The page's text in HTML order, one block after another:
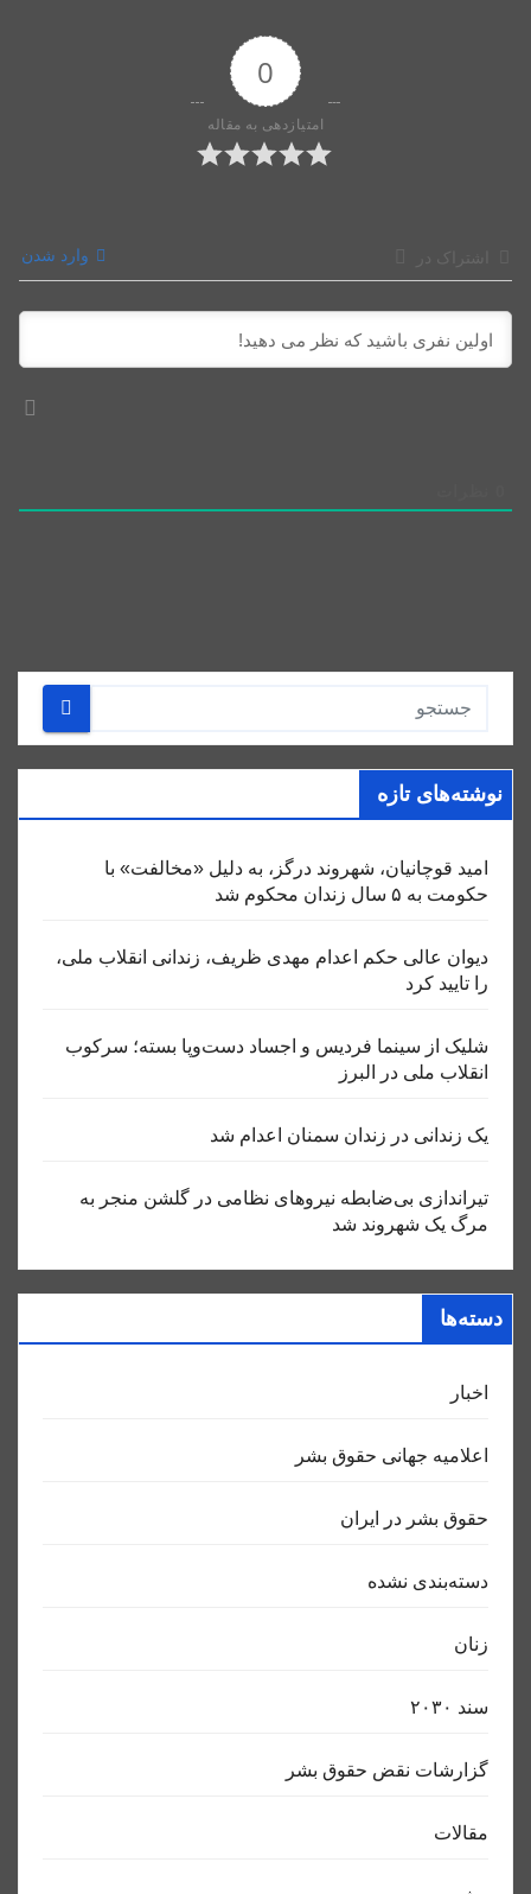
0
امتیازدهی به مقاله
وارد شدن
نوشته‌های تازه
امید قوچانیان، شهروند درگز، به دلیل «مخالفت» با
حکومت به ۵ سال زندان محکوم شد
دیوان عالی حکم اعدام مهدی ظریف، زندانی انقلاب ملی،
را تایید کرد
شلیک از سینما فردیس و اجساد دست‌وپا بسته؛ سرکوب
انقلاب ملی در البرز
یک زندانی در زندان سمنان اعدام شد
تیراندازی بی‌ضابطه نیروهای نظامی در گلشن منجر به
مرگ یک شهروند شد
دسته‌ها
اخبار
اعلاميه جهانی حقوق بشر
حقوق بشر در ایران
دسته‌بندی نشده
زنان
سند ٢٠٣٠
گزارشات نقض حقوق بشر
مقالات